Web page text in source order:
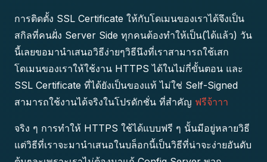
การติดตั้ง SSL Certificate ให้กับโดเมนของเราได้จึงเป็น
สกิลที่คนฝั่ง Server Side ทุกคนต้องทำให้เป็น(ได้แล้ว) วัน
นี้เลยขอมานำเสนอวิธีง่ายๆวิธีนึงที่เราสามารถใช้เสก
โดเมนของเราให้ใช้งาน HTTPS ได้ในไม่กี่ขั้นตอน และ
SSL Certificate ที่ได้ยังเป็นของแท้ ไม่ใช่ Self-Signed
สามารถใช้งานได้จริงในโปรดักชั่น ที่สำคัญ ฟรีจ้าาา
จริง ๆ การทำให้ HTTPS ใช้ได้แบบฟรี ๆ นั้นมีอยู่หลายวิธี
แต่วิธีที่เราจะมานำเสนอในบล็อกนี้เป็นวิธีที่น่าจะง่ายอันดับ